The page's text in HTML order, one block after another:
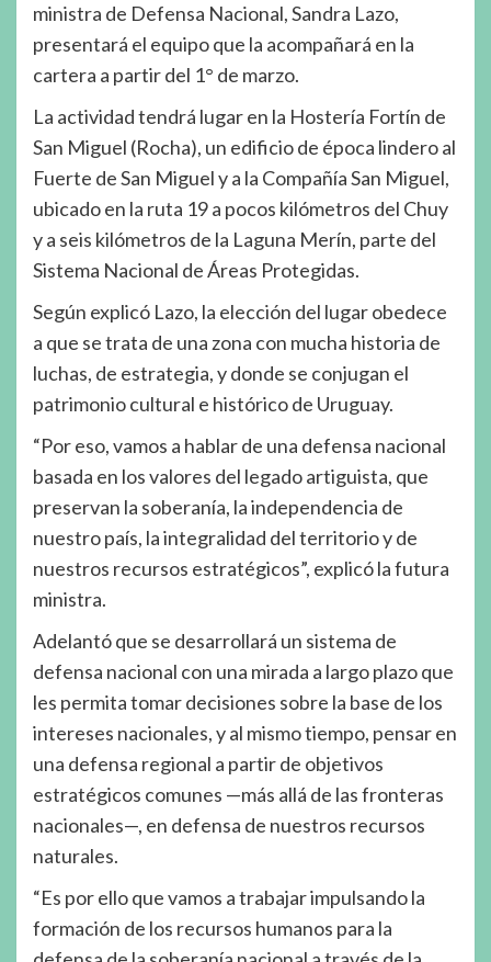
ministra de Defensa Nacional, Sandra Lazo,
presentará el equipo que la acompañará en la
cartera a partir del 1° de marzo.
La actividad tendrá lugar en la Hostería Fortín de
San Miguel (Rocha), un edificio de época lindero al
Fuerte de San Miguel y a la Compañía San Miguel,
ubicado en la ruta 19 a pocos kilómetros del Chuy
y a seis kilómetros de la Laguna Merín, parte del
Sistema Nacional de Áreas Protegidas.
Según explicó Lazo, la elección del lugar obedece
a que se trata de una zona con mucha historia de
luchas, de estrategia, y donde se conjugan el
patrimonio cultural e histórico de Uruguay.
“Por eso, vamos a hablar de una defensa nacional
basada en los valores del legado artiguista, que
preservan la soberanía, la independencia de
nuestro país, la integralidad del territorio y de
nuestros recursos estratégicos”, explicó la futura
ministra.
Adelantó que se desarrollará un sistema de
defensa nacional con una mirada a largo plazo que
les permita tomar decisiones sobre la base de los
intereses nacionales, y al mismo tiempo, pensar en
una defensa regional a partir de objetivos
estratégicos comunes —más allá de las fronteras
nacionales—, en defensa de nuestros recursos
naturales.
“Es por ello que vamos a trabajar impulsando la
formación de los recursos humanos para la